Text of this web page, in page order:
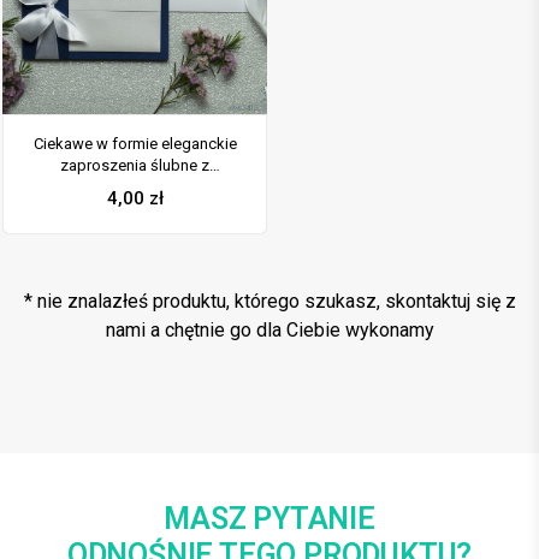
Ciekawe w formie eleganckie
zaproszenia ślubne z
wkładanym wnętrzem, białą
wstążką oraz okładką z
4,00 zł
* nie znalazłeś produktu, którego szukasz, skontaktuj się z
nami a chętnie go dla Ciebie wykonamy
MASZ PYTANIE